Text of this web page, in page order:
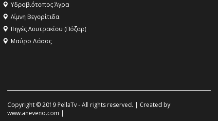
Υδροβιότοπος Άγρα
Λίμνη Βεγορίτιδα
Πηγές Λουτρακίου (Πόζαρ)
Μαύρο Δάσος
Copyright © 2019 PellaTv - All rights reserved. | Created by
www.aneveno.com |